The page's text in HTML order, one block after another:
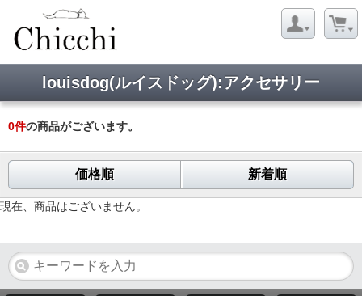
louisdog(ルイスドッグ):アクセサリー
0件の商品がございます。
価格順 新着順
現在、商品はございません。